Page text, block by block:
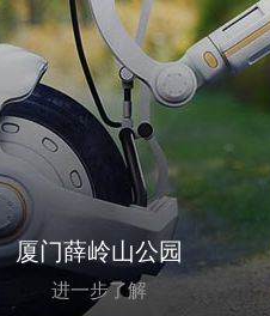
厦门薛岭山公园
进一步了解